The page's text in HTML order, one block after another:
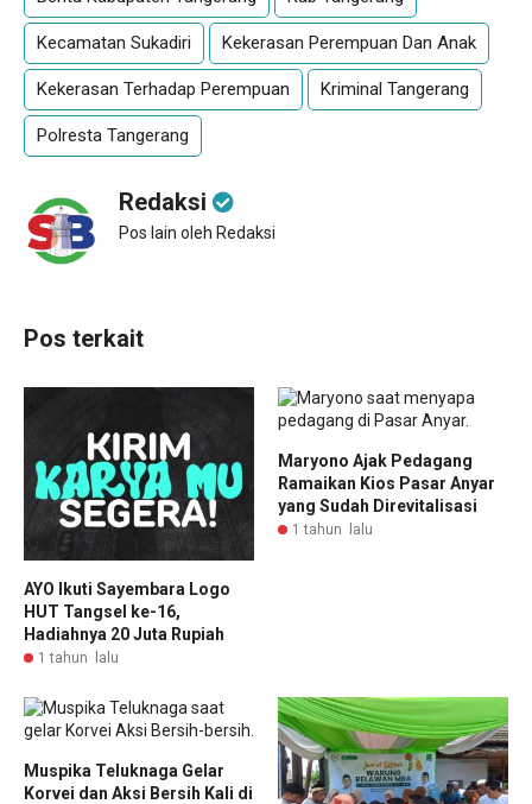
Kecamatan Sukadiri Kekerasan Perempuan Dan Anak
Kekerasan Terhadap Perempuan Kriminal Tangerang
Polresta Tangerang
Redaksi
Pos lain oleh Redaksi
Pos terkait
AYO Ikuti Sayembara Logo
HUT Tangsel ke-16,
Hadiahnya 20 Juta Rupiah
1 tahun lalu
Maryono Ajak Pedagang
Ramaikan Kios Pasar Anyar
yang Sudah Direvitalisasi
1 tahun lalu
Muspika Teluknaga Gelar
Korvei dan Aksi Bersih Kali di